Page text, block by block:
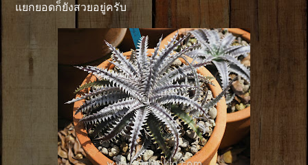
แยกยอดก็ยังสวยอยู่ครับ